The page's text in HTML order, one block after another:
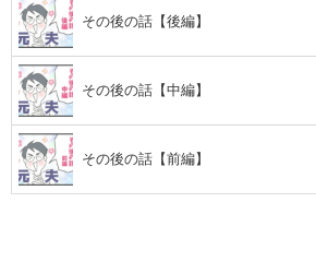
その後の話【後編】
その後の話【中編】
その後の話【前編】